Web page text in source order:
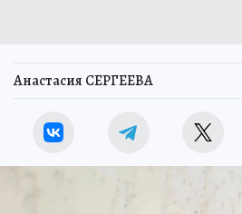
Анастасия СЕРГЕЕВА